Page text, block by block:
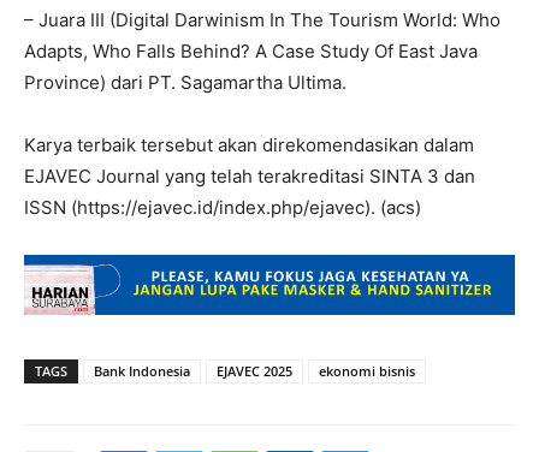
– Juara III (Digital Darwinism In The Tourism World: Who
Adapts, Who Falls Behind? A Case Study Of East Java
Province) dari PT. Sagamartha Ultima.
Karya terbaik tersebut akan direkomendasikan dalam
EJAVEC Journal yang telah terakreditasi SINTA 3 dan
ISSN (https://ejavec.id/index.php/ejavec). (acs)
TAGS Bank Indonesia EJAVEC 2025 ekonomi bisnis